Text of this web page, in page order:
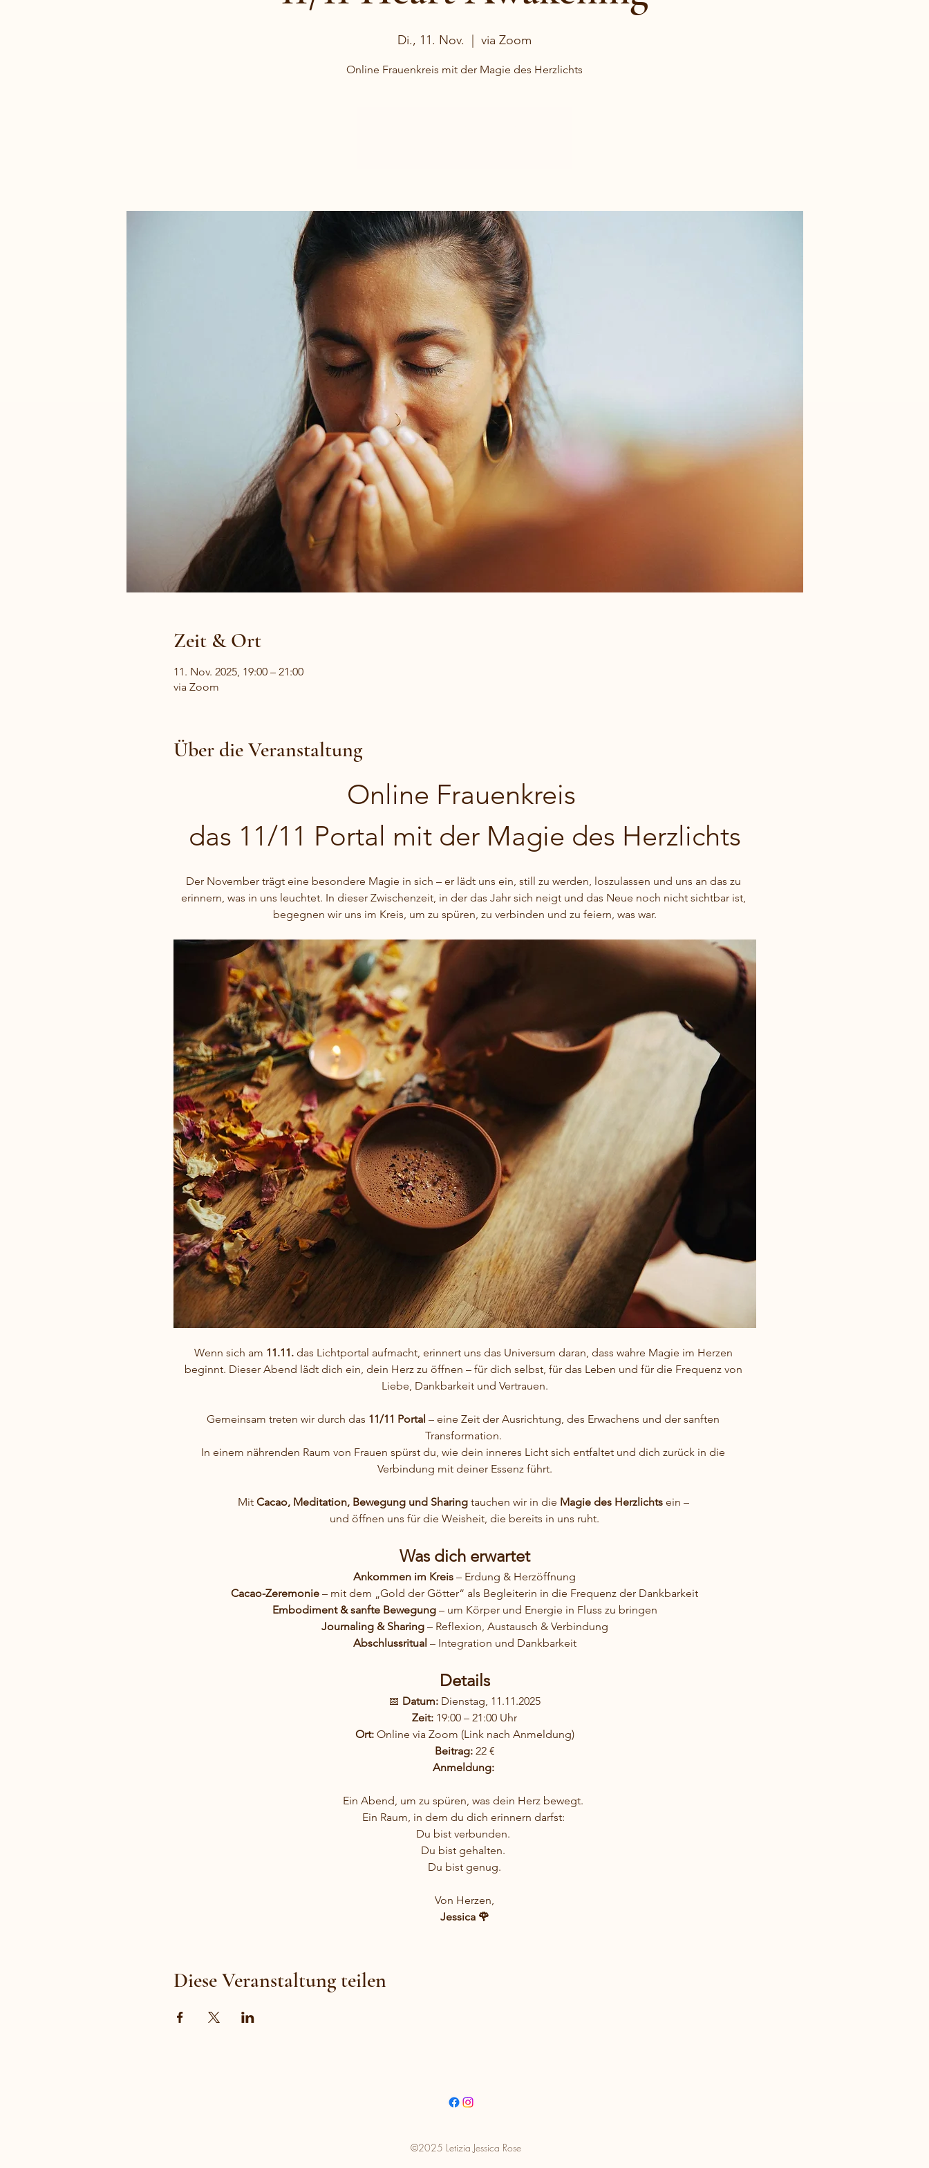
Di., 11. Nov. via Zoom
Online Frauenkreis mit der Magie des Herzlichts
Zeit & Ort
11. Nov. 2025, 19:00 – 21:00
via Zoom
Über die Veranstaltung
Online Frauenkreis
das 11/11 Portal mit der Magie des Herzlichts
Der November trägt eine besondere Magie in sich – er lädt uns ein, still zu werden, loszulassen und uns an das zu
erinnern, was in uns leuchtet. In dieser Zwischenzeit, in der das Jahr sich neigt und das Neue noch nicht sichtbar ist,
begegnen wir uns im Kreis, um zu spüren, zu verbinden und zu feiern, was war.
Wenn sich am 11.11. das Lichtportal aufmacht, erinnert uns das Universum daran, dass wahre Magie im Herzen
beginnt. Dieser Abend lädt dich ein, dein Herz zu öffnen – für dich selbst, für das Leben und für die Frequenz von
Liebe, Dankbarkeit und Vertrauen.
Gemeinsam treten wir durch das 11/11 Portal – eine Zeit der Ausrichtung, des Erwachens und der sanften
Transformation.
In einem nährenden Raum von Frauen spürst du, wie dein inneres Licht sich entfaltet und dich zurück in die
Verbindung mit deiner Essenz führt.
Mit Cacao, Meditation, Bewegung und Sharing tauchen wir in die Magie des Herzlichts ein –
und öffnen uns für die Weisheit, die bereits in uns ruht.
Was dich erwartet
Ankommen im Kreis – Erdung & Herzöffnung
Cacao-Zeremonie – mit dem „Gold der Götter“ als Begleiterin in die Frequenz der Dankbarkeit
Embodiment & sanfte Bewegung – um Körper und Energie in Fluss zu bringen
Journaling & Sharing – Reflexion, Austausch & Verbindung
Abschlussritual – Integration und Dankbarkeit
Details
📅 Datum: Dienstag, 11.11.2025
Zeit: 19:00 – 21:00 Uhr
Ort: Online via Zoom (Link nach Anmeldung)
Beitrag: 22 €
Anmeldung:
Ein Abend, um zu spüren, was dein Herz bewegt.
Ein Raum, in dem du dich erinnern darfst:
Du bist verbunden.
Du bist gehalten.
Du bist genug.
Von Herzen,
Jessica 🌹
Diese Veranstaltung teilen
©2025 Letizia Jessica Rose